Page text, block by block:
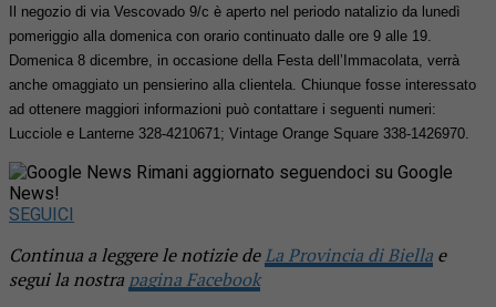
Il negozio di via Vescovado 9/c è aperto nel periodo natalizio da lunedì
pomeriggio alla domenica con orario continuato dalle ore 9 alle 19.
Domenica 8 dicembre, in occasione della Festa dell’Immacolata, verrà
anche omaggiato un pensierino alla clientela. Chiunque fosse interessato
ad ottenere maggiori informazioni può contattare i seguenti numeri:
Lucciole e Lanterne 328-4210671; Vintage Orange Square 338-1426970.
Rimani aggiornato seguendoci su Google
News!
SEGUICI
Continua a leggere le notizie deLa Provincia di Biella e
segui la nostra pagina Facebook